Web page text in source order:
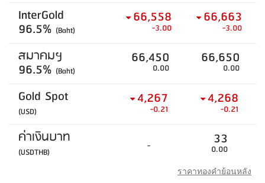
InterGold
96.5% (Baht)
66,558
-3.00
66,663
-3.00
สมาคมฯ
96.5% (Baht)
66,450
0.00
66,650
0.00
Gold Spot
(USD)
4,267
-0.21
4,268
-0.21
ค่าเงินบาท
(USDTHB) - 33
0.00
ราคาทองคำย้อนหลัง